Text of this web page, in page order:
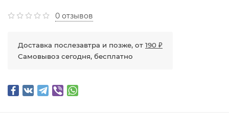
0 отзывов
Доставка послезавтра и позже, от 190 ₽
Самовывоз сегодня, бесплатно